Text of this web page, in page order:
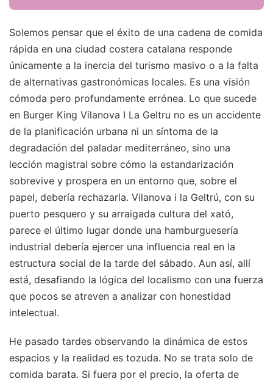
Solemos pensar que el éxito de una cadena de comida
rápida en una ciudad costera catalana responde
únicamente a la inercia del turismo masivo o a la falta
de alternativas gastronómicas locales. Es una visión
cómoda pero profundamente errónea. Lo que sucede
en Burger King Vilanova I La Geltru no es un accidente
de la planificación urbana ni un síntoma de la
degradación del paladar mediterráneo, sino una
lección magistral sobre cómo la estandarización
sobrevive y prospera en un entorno que, sobre el
papel, debería rechazarla. Vilanova i la Geltrú, con su
puerto pesquero y su arraigada cultura del xató,
parece el último lugar donde una hamburguesería
industrial debería ejercer una influencia real en la
estructura social de la tarde del sábado. Aun así, allí
está, desafiando la lógica del localismo con una fuerza
que pocos se atreven a analizar con honestidad
intelectual.
He pasado tardes observando la dinámica de estos
espacios y la realidad es tozuda. No se trata solo de
comida barata. Si fuera por el precio, la oferta de